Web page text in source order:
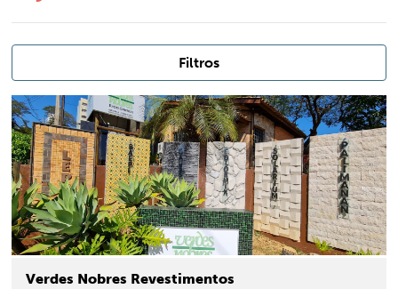
Filtros
Verdes Nobres Revestimentos